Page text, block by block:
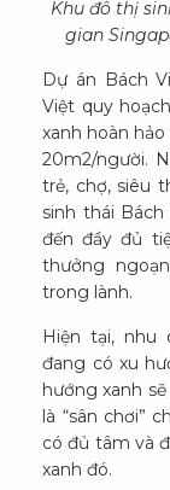
Khu đô thị
gian
Dự án Bách
Việt quy
xanh hoàn
20m2/người.
trẻ, chợ, siêu
sinh thái
đến đầy đủ
thưởng
trong lành.
Hiện tại, nhu
đang có xu
hướng xanh
là “sân chơi”
có đủ tâm và
xanh đó.